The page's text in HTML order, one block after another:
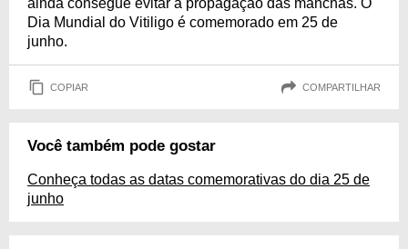
ainda consegue evitar a propagação das manchas. O
Dia Mundial do Vitiligo é comemorado em 25 de
junho.
COPIAR COMPARTILHAR
Você também pode gostar
Conheça todas as datas comemorativas do dia 25 de
junho